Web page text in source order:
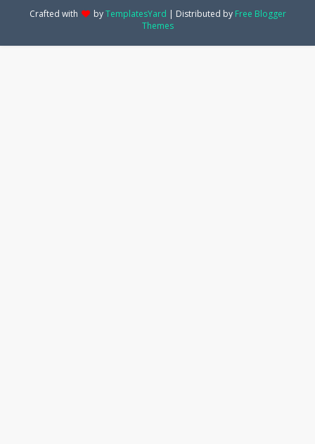
Crafted with
byTemplatesYard | Distributed by Free Blogger
Themes